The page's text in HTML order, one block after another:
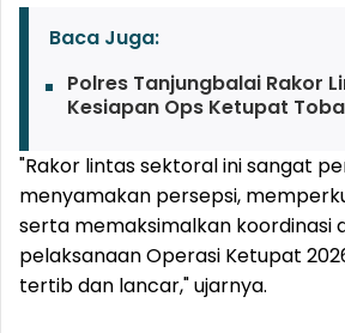
Baca Juga:
Polres Tanjungbalai Rakor
Kesiapan Ops Ketupat
"Rakor lintas sektoral ini sangat
menyamakan persepsi,
serta memaksimalkan koordinasi
pelaksanaan Operasi Ketupat
tertib dan lancar," ujarnya.